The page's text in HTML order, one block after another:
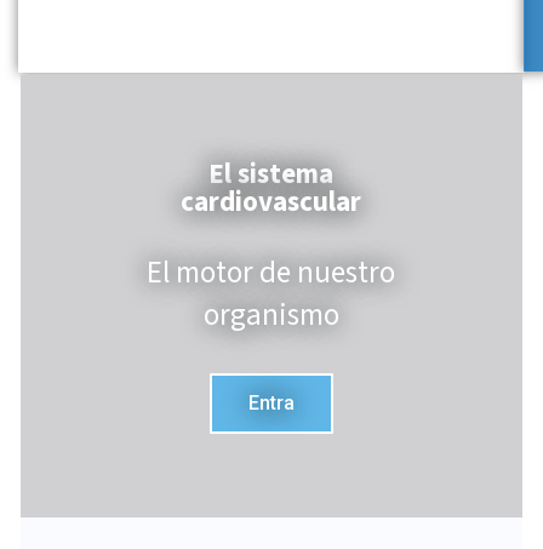
El sistema
cardiovascular
El motor de nuestro
organismo
Entra